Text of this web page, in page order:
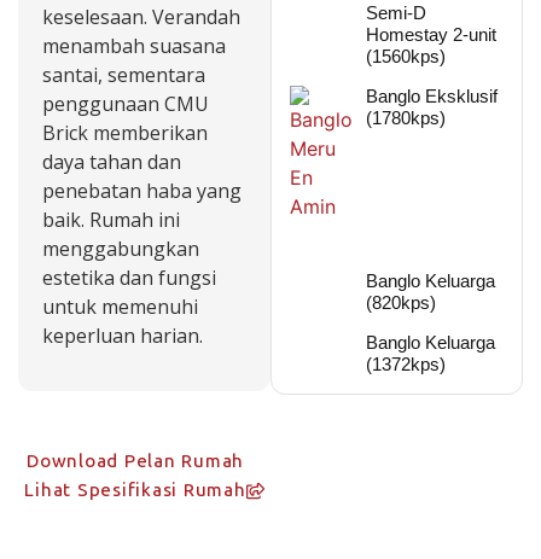
keselesaan. Verandah
menambah suasana
santai, sementara
penggunaan CMU
Brick memberikan
daya tahan dan
penebatan haba yang
baik. Rumah ini
menggabungkan
estetika dan fungsi
untuk memenuhi
keperluan harian.
Download Pelan Rumah
Lihat Spesifikasi Rumah
Semi-D
Homestay 2-unit
(1560kps)
Banglo Eksklusif
(1780kps)
Banglo Keluarga
(820kps)
Banglo Keluarga
(1372kps)